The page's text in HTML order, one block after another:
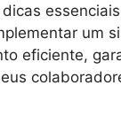
um
eficiente,